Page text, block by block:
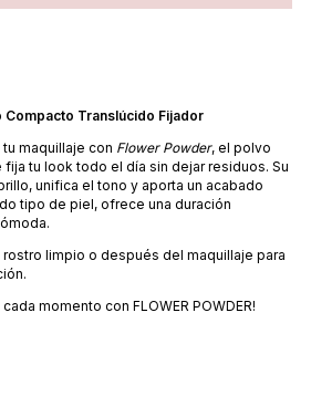
Compacto Translúcido Fijador
maquillaje con Flower Powder, el polvo
tu look todo el día sin dejar residuos. Su
unifica el tono y aporta un acabado
tipo de piel, ofrece una duración
limpio o después del maquillaje para
momento con FLOWER POWDER!